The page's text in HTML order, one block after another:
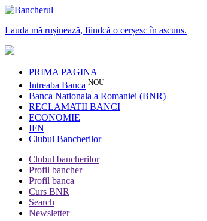
Lauda mă rușinează, fiindcă o cerșesc în ascuns.
PRIMA PAGINA
Intreaba Banca NOU
Banca Nationala a Romaniei (BNR)
RECLAMATII BANCI
ECONOMIE
IFN
Clubul Bancherilor
Clubul bancherilor
Profil bancher
Profil banca
Curs BNR
Search
Newsletter